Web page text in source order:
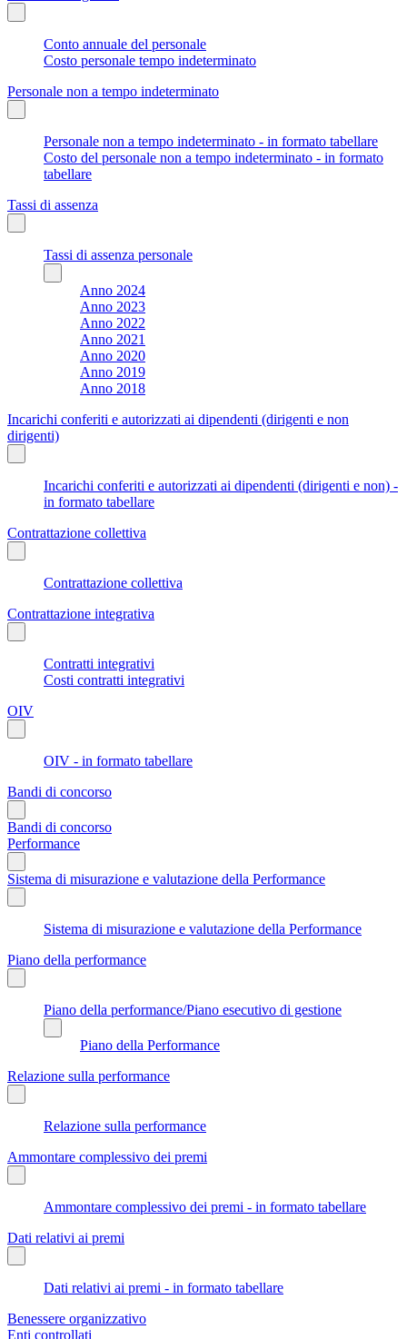
Conto annuale del personale
Costo personale tempo indeterminato
Personale non a tempo indeterminato
Personale non a tempo indeterminato - in formato tabellare
Costo del personale non a tempo indeterminato - in formato
tabellare
Tassi di assenza
Tassi di assenza personale
Anno 2024
Anno 2023
Anno 2022
Anno 2021
Anno 2020
Anno 2019
Anno 2018
Incarichi conferiti e autorizzati ai dipendenti (dirigenti e non
dirigenti)
Incarichi conferiti e autorizzati ai dipendenti (dirigenti e non) -
in formato tabellare
Contrattazione collettiva
Contrattazione collettiva
Contrattazione integrativa
Contratti integrativi
Costi contratti integrativi
OIV
OIV - in formato tabellare
Bandi di concorso
Bandi di concorso
Performance
Sistema di misurazione e valutazione della Performance
Sistema di misurazione e valutazione della Performance
Piano della performance
Piano della performance/Piano esecutivo di gestione
Piano della Performance
Relazione sulla performance
Relazione sulla performance
Ammontare complessivo dei premi
Ammontare complessivo dei premi - in formato tabellare
Dati relativi ai premi
Dati relativi ai premi - in formato tabellare
Benessere organizzativo
Enti controllati